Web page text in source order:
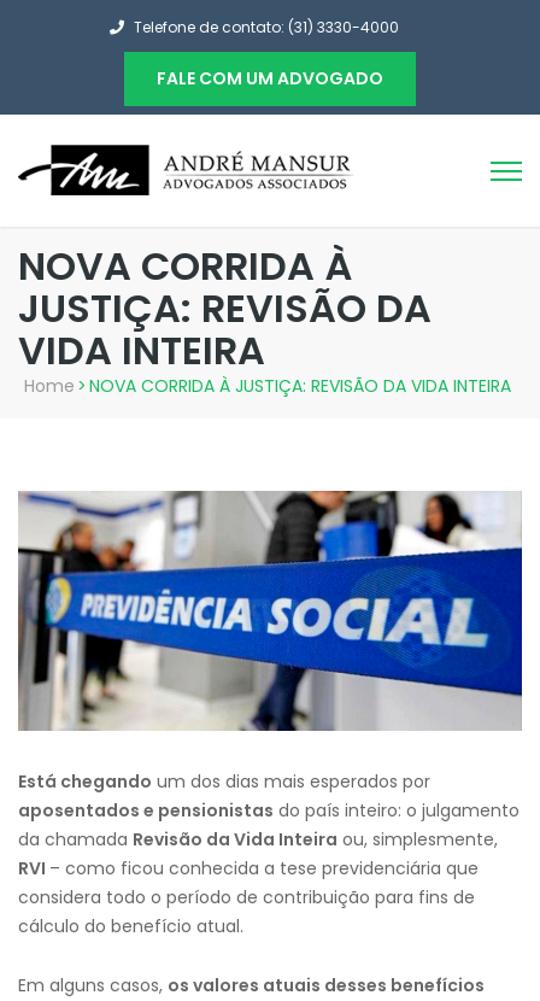
Telefone de contato: (31) 3330-4000
FALE COM UM ADVOGADO
NOVA CORRIDA À
JUSTIÇA: REVISÃO DA
VIDA INTEIRA
Home > NOVA CORRIDA À JUSTIÇA: REVISÃO DA VIDA INTEIRA
Está chegando um dos dias mais esperados por
aposentados e pensionistas do país inteiro: o julgamento
da chamada Revisão da Vida Inteira ou, simplesmente,
RVI – como ficou conhecida a tese previdenciária que
considera todo o período de contribuição para fins de
cálculo do benefício atual.
Em alguns casos, os valores atuais desses benefícios